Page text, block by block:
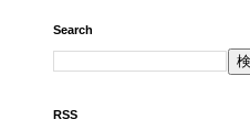
Search
RSS